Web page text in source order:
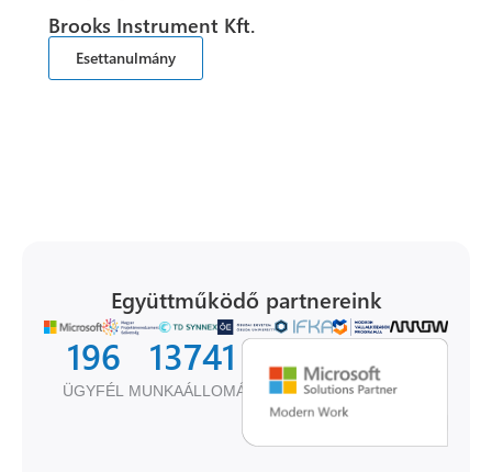
Brooks Instrument Kft.
Esettanulmány
Együttműködő partnereink
ÜGYFÉL
196
MUNKAÁLLOMÁS
13799